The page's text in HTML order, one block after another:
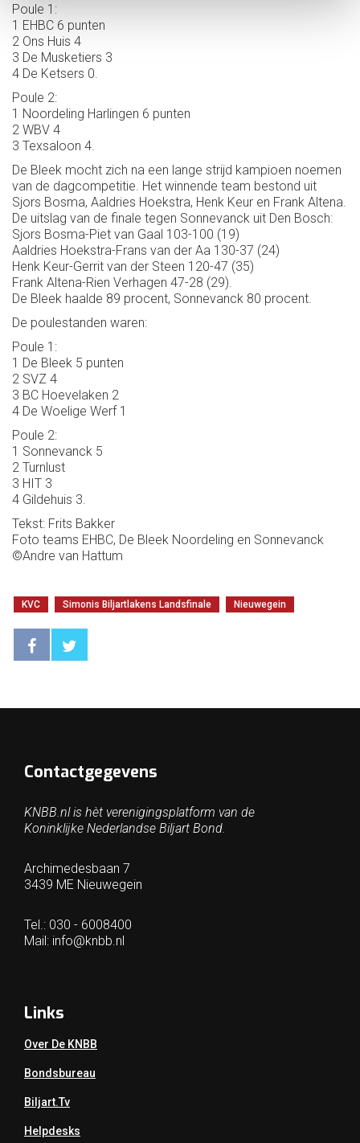
Poule 1:
1 EHBC 6 punten
2 Ons Huis 4
3 De Musketiers 3
4 De Ketsers 0.
Poule 2:
1 Noordeling Harlingen 6 punten
2 WBV 4
3 Texsaloon 4.
De Bleek mocht zich na een lange strijd kampioen noemen
van de dagcompetitie. Het winnende team bestond uit
Sjors Bosma, Aaldries Hoekstra, Henk Keur en Frank Altena.
De uitslag van de finale tegen Sonnevanck uit Den Bosch:
Sjors Bosma-Piet van Gaal 103-100 (19)
Aaldries Hoekstra-Frans van der Aa 130-37 (24)
Henk Keur-Gerrit van der Steen 120-47 (35)
Frank Altena-Rien Verhagen 47-28 (29).
De Bleek haalde 89 procent, Sonnevanck 80 procent.
De poulestanden waren:
Poule 1:
1 De Bleek 5 punten
2 SVZ 4
3 BC Hoevelaken 2
4 De Woelige Werf 1
Poule 2:
1 Sonnevanck 5
2 Turnlust
3 HIT 3
4 Gildehuis 3.
Tekst: Frits Bakker
Foto teams EHBC, De Bleek Noordeling en Sonnevanck
©Andre van Hattum
KVC Simonis Biljartlakens Landsfinale Nieuwegein
Contactgegevens
KNBB.nl is hèt verenigingsplatform van de
Koninklijke Nederlandse Biljart Bond.
Archimedesbaan 7
3439 ME Nieuwegein
Tel.: 030 - 6008400
Mail: info@knbb.nl
Links
Over De KNBB
Bondsbureau
Biljart.tv
Helpdesks